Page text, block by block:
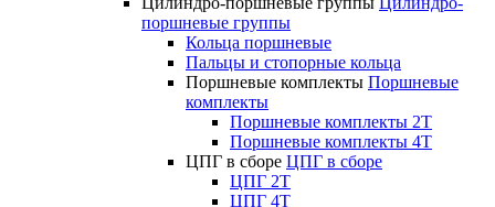
поршневые группы
Кольца поршневые
Пальцы и стопорные кольца
Поршневые комплекты Поршневые
комплекты
Поршневые комплекты 2T
Поршневые комплекты 4T
ЦПГ в сборе ЦПГ в сборе
ЦПГ 2T
ЦПГ 4T